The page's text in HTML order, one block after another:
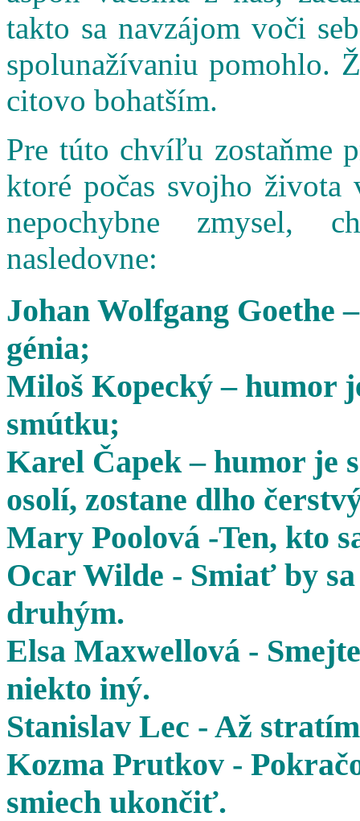
takto sa navzájom voči
spolunažívaniu pomohlo.
citovo bohatším.
Pre túto chvíľu zostaňme
ktoré počas svojho
nepochybne zmysel,
nasledovne:
Johan Wolfgang Goethe
génia;
Miloš Kopecký – humor
smútku;
Karel Čapek – humor je
osolí, zostane dlho
Mary Poolová -Ten, kto
Ocar Wilde - Smiať by
druhým.
Elsa Maxwellová -
niekto iný.
Stanislav Lec - Až
Kozma Prutkov -
smiech ukončiť.